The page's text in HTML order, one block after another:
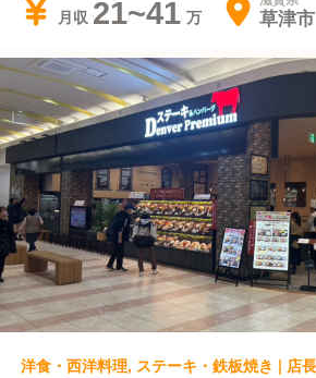
月収 21~41 草津市